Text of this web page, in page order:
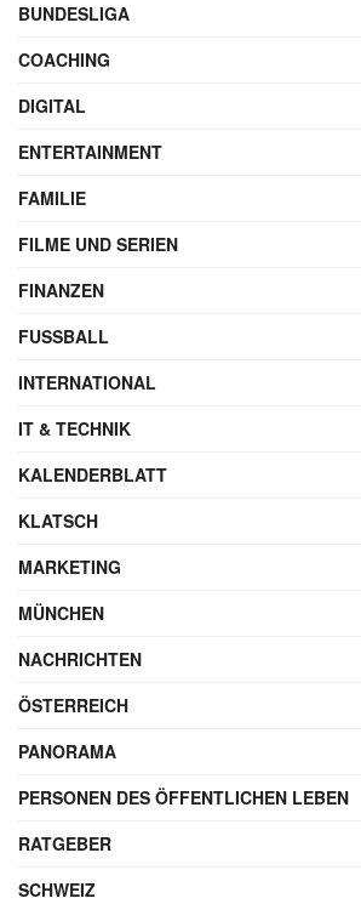
BUNDESLIGA
COACHING
DIGITAL
ENTERTAINMENT
FAMILIE
FILME UND SERIEN
FINANZEN
FUSSBALL
INTERNATIONAL
IT & TECHNIK
KALENDERBLATT
KLATSCH
MARKETING
MÜNCHEN
NACHRICHTEN
ÖSTERREICH
PANORAMA
PERSONEN DES ÖFFENTLICHEN LEBEN
RATGEBER
SCHWEIZ